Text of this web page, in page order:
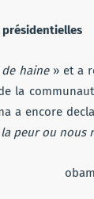
haine» et a
la
a encore
peur ou